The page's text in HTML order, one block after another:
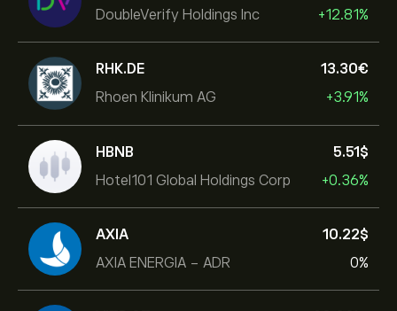
DoubleVerify Holdings Inc
+12.81%
RHK.DE
Rhoen Klinikum AG
13.30‎€‎
+3.91%
HBNB
Hotel101 Global Holdings Corp
5.51‎$‎
+0.36%
AXIA
AXIA ENERGIA - ADR
10.22‎$‎
0%